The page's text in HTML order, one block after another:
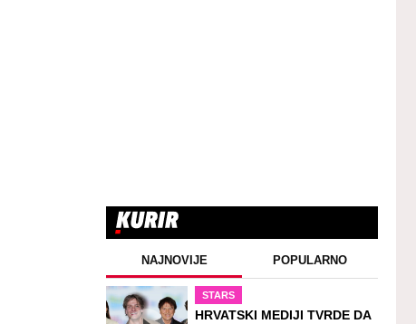
NAJNOVIJE POPULARNO
STARS
HRVATSKI MEDIJI TVRDE DA